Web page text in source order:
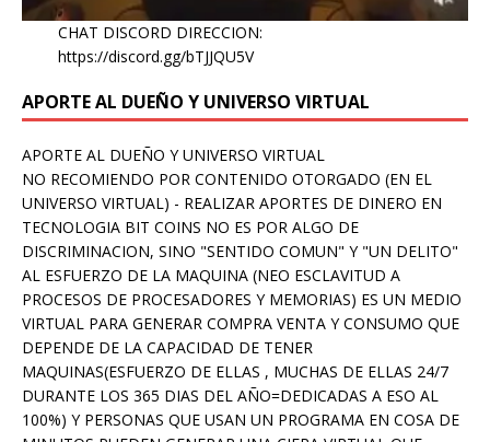
CHAT DISCORD DIRECCION:
https://discord.gg/bTJJQU5V
APORTE AL DUEÑO Y UNIVERSO VIRTUAL
APORTE AL DUEÑO Y UNIVERSO VIRTUAL
NO RECOMIENDO POR CONTENIDO OTORGADO (EN EL
UNIVERSO VIRTUAL) - REALIZAR APORTES DE DINERO EN
TECNOLOGIA BIT COINS NO ES POR ALGO DE
DISCRIMINACION, SINO "SENTIDO COMUN" Y "UN DELITO"
AL ESFUERZO DE LA MAQUINA (NEO ESCLAVITUD A
PROCESOS DE PROCESADORES Y MEMORIAS) ES UN MEDIO
VIRTUAL PARA GENERAR COMPRA VENTA Y CONSUMO QUE
DEPENDE DE LA CAPACIDAD DE TENER
MAQUINAS(ESFUERZO DE ELLAS , MUCHAS DE ELLAS 24/7
DURANTE LOS 365 DIAS DEL AÑO=DEDICADAS A ESO AL
100%) Y PERSONAS QUE USAN UN PROGRAMA EN COSA DE